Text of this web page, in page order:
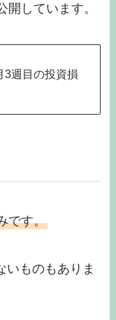
しています。
3週目の投資損
です。
いものもありま